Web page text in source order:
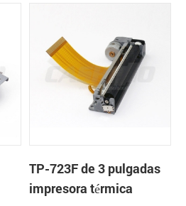
TP-723F de 3 pulgadas
impresora térmica